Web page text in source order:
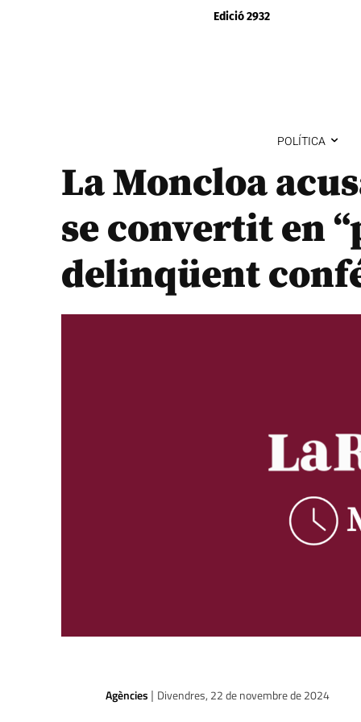
Edició 2932
POLÍTICA
La Moncloa
se convertit en
delinqüent
Agències | Divendres, 22 de novembre de 2024